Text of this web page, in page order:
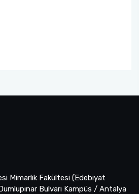
Mimarlık Fakültesi (Edebiyat
Bulvarı Kampüs / Antalya